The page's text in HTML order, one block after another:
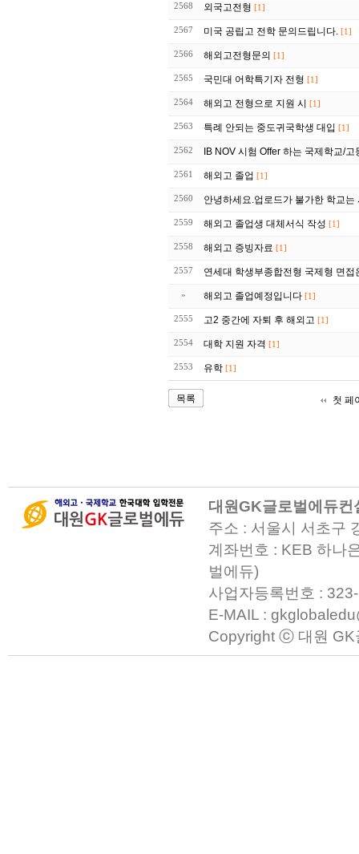
2568 외국고전형 [1]
2567 미국 공립고 전학 문의드립니다. [1]
2566 해외고전형문의 [1]
2565 국민대 어학특기자 전형 [1]
2564 해외고 전형으로 지원 시 [1]
2563 특례 안되는 중도귀국학생 대입 [1]
2562 IB NOV 시험 Offer 하는 국제학교/고
2561 해외고 졸업 [1]
2560 안녕하세요.업로드가 불가한 학교
2559 해외고 졸업생 대체서식 작성 [1]
2558 해외고 증빙자료 [1]
2557 연세대 학생부종합전형 국제형 면접
» 해외고 졸업예정입니다 [1]
2555 고2 중간에 자퇴 후 해외고 [1]
2554 대학 지원 자격 [1]
2553 유학 [1]
목록 첫 페
대원GK글로벌에듀
주소 : 서울시 서초구
계좌번호 : KEB 하나
벌에듀)
사업자등록번호 :
E-MAIL :
Copyright ⓒ 대원 GK